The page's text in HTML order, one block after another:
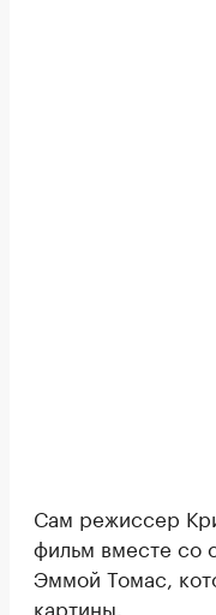
Сам режиссер
фильм вместе со
Эммой Томас,
картины.